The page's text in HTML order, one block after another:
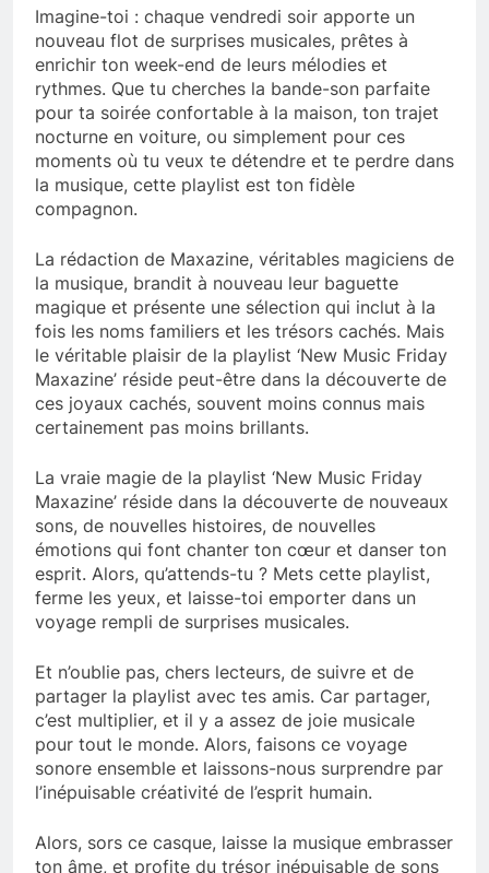
Imagine-toi : chaque vendredi soir apporte un
nouveau flot de surprises musicales, prêtes à
enrichir ton week-end de leurs mélodies et
rythmes. Que tu cherches la bande-son parfaite
pour ta soirée confortable à la maison, ton trajet
nocturne en voiture, ou simplement pour ces
moments où tu veux te détendre et te perdre dans
la musique, cette playlist est ton fidèle
compagnon.
La rédaction de Maxazine, véritables magiciens de
la musique, brandit à nouveau leur baguette
magique et présente une sélection qui inclut à la
fois les noms familiers et les trésors cachés. Mais
le véritable plaisir de la playlist ‘New Music Friday
Maxazine’ réside peut-être dans la découverte de
ces joyaux cachés, souvent moins connus mais
certainement pas moins brillants.
La vraie magie de la playlist ‘New Music Friday
Maxazine’ réside dans la découverte de nouveaux
sons, de nouvelles histoires, de nouvelles
émotions qui font chanter ton cœur et danser ton
esprit. Alors, qu’attends-tu ? Mets cette playlist,
ferme les yeux, et laisse-toi emporter dans un
voyage rempli de surprises musicales.
Et n’oublie pas, chers lecteurs, de suivre et de
partager la playlist avec tes amis. Car partager,
c’est multiplier, et il y a assez de joie musicale
pour tout le monde. Alors, faisons ce voyage
sonore ensemble et laissons-nous surprendre par
l’inépuisable créativité de l’esprit humain.
Alors, sors ce casque, laisse la musique embrasser
ton âme, et profite du trésor inépuisable de sons